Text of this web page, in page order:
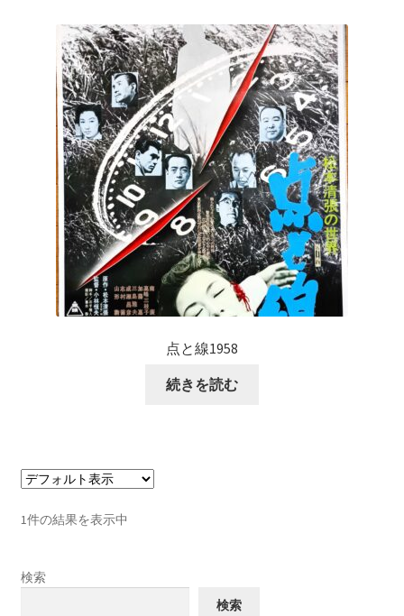
点と線1958
続きを読む
1件の結果を表示中
検索
検索